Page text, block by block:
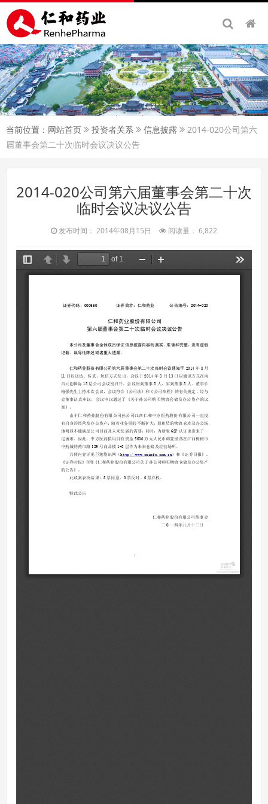
当前位置： 网站首页 投资者关系 信息披露
2014-020公司第六
届董事会第二十次临时会议决议公告
2014-020公司第六届董事会第二十次
临时会议决议公告
发布时间： 2014年08月15日 阅读量： 6,822